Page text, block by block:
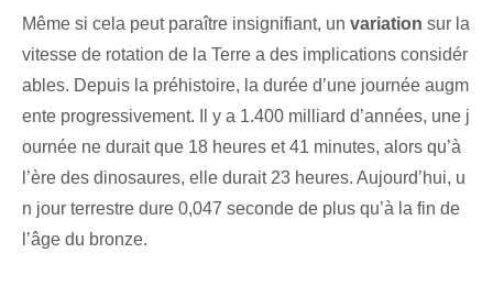
Même si cela peut paraître insignifiant, un variation sur la
vitesse de rotation de la Terre a des implications considér
ables. Depuis la préhistoire, la durée d’une journée augm
ente progressivement. Il y a 1.400 milliard d’années, une j
ournée ne durait que 18 heures et 41 minutes, alors qu’à
l’ère des dinosaures, elle durait 23 heures. Aujourd’hui, u
n jour terrestre dure 0,047 seconde de plus qu’à la fin de
l’âge du bronze.